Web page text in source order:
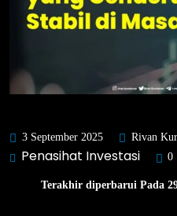
3 September 2025 Rivan
Penasihat Investasi 0
Terakhir diperbarui Pada